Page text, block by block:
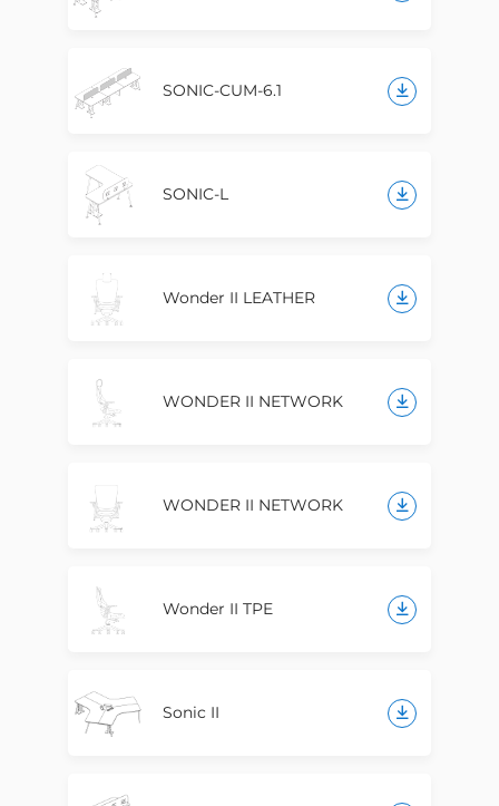
SONIC-CUM-6.1
SONIC-L
Wonder II LEATHER
WONDER II NETWORK
WONDER II NETWORK
Wonder II TPE
Sonic II